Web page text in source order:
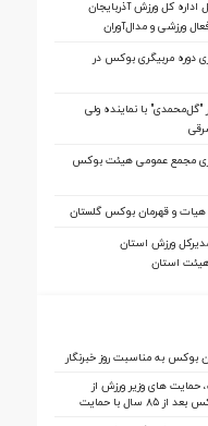
اداره کل ورزش آذربایجان
ورزشی و مدال‌آوران
دوره مربیگری بوکس در
"گل‌محمدی" با نماینده ولی
مجمع عمومی هیئت بوکس
هیات و قهرمان بوکس گلستان
ورزش استان
استان
بوکس به مناسبت روز خبرنگار
حمایت های وزیر ورزش از
بوکس بی سابقه است/بوکس بعد از ۸۵ سال با حمایت